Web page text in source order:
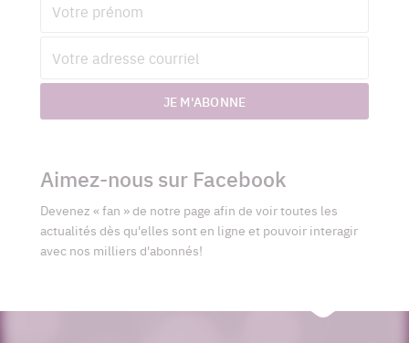
courriel
JE M'ABONNE
Aimez-nous sur Facebook
Devenez « fan » de notre page afin de voir toutes les
actualités dès qu'elles sont en ligne et pouvoir interagir
avec nos milliers d'abonnés!